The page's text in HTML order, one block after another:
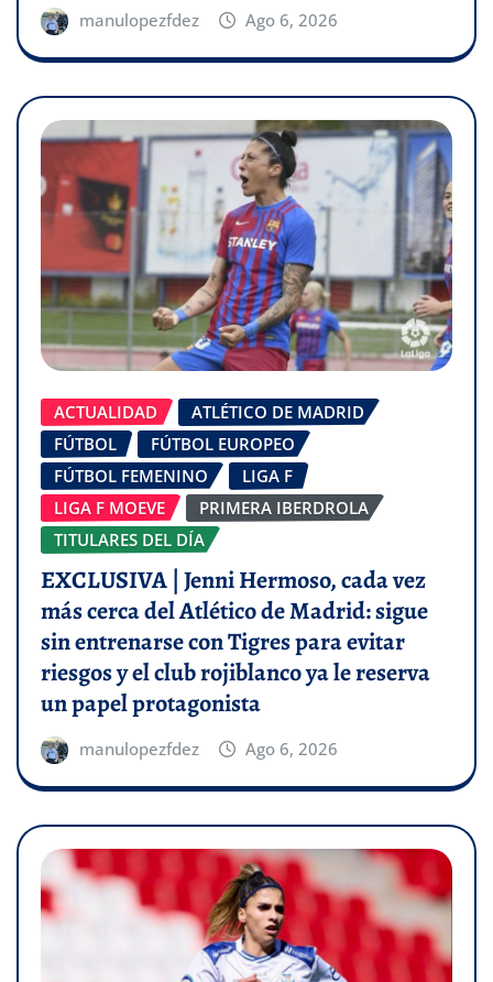
manulopezfdez Ago 6, 2026
ACTUALIDAD
ATLÉTICO DE MADRID
FÚTBOL
FÚTBOL EUROPEO
FÚTBOL FEMENINO
LIGA F
LIGA F MOEVE
PRIMERA IBERDROLA
TITULARES DEL DÍA
EXCLUSIVA | Jenni Hermoso, cada vez
más cerca del Atlético de Madrid: sigue
sin entrenarse con Tigres para evitar
riesgos y el club rojiblanco ya le reserva
un papel protagonista
manulopezfdez Ago 6, 2026